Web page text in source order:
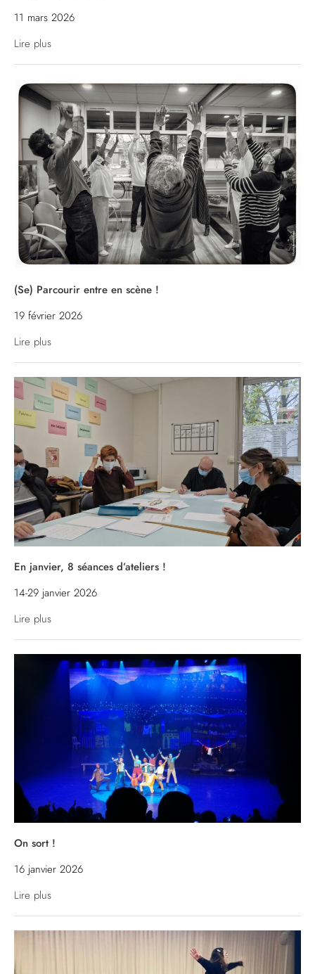
11 mars 2026
Lire plus
(Se) Parcourir entre en scène !
19 février 2026
Lire plus
En janvier, 8 séances d’ateliers !
14-29 janvier 2026
Lire plus
On sort !
16 janvier 2026
Lire plus